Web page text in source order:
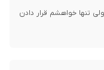
تنها خواهشم قرار دادن